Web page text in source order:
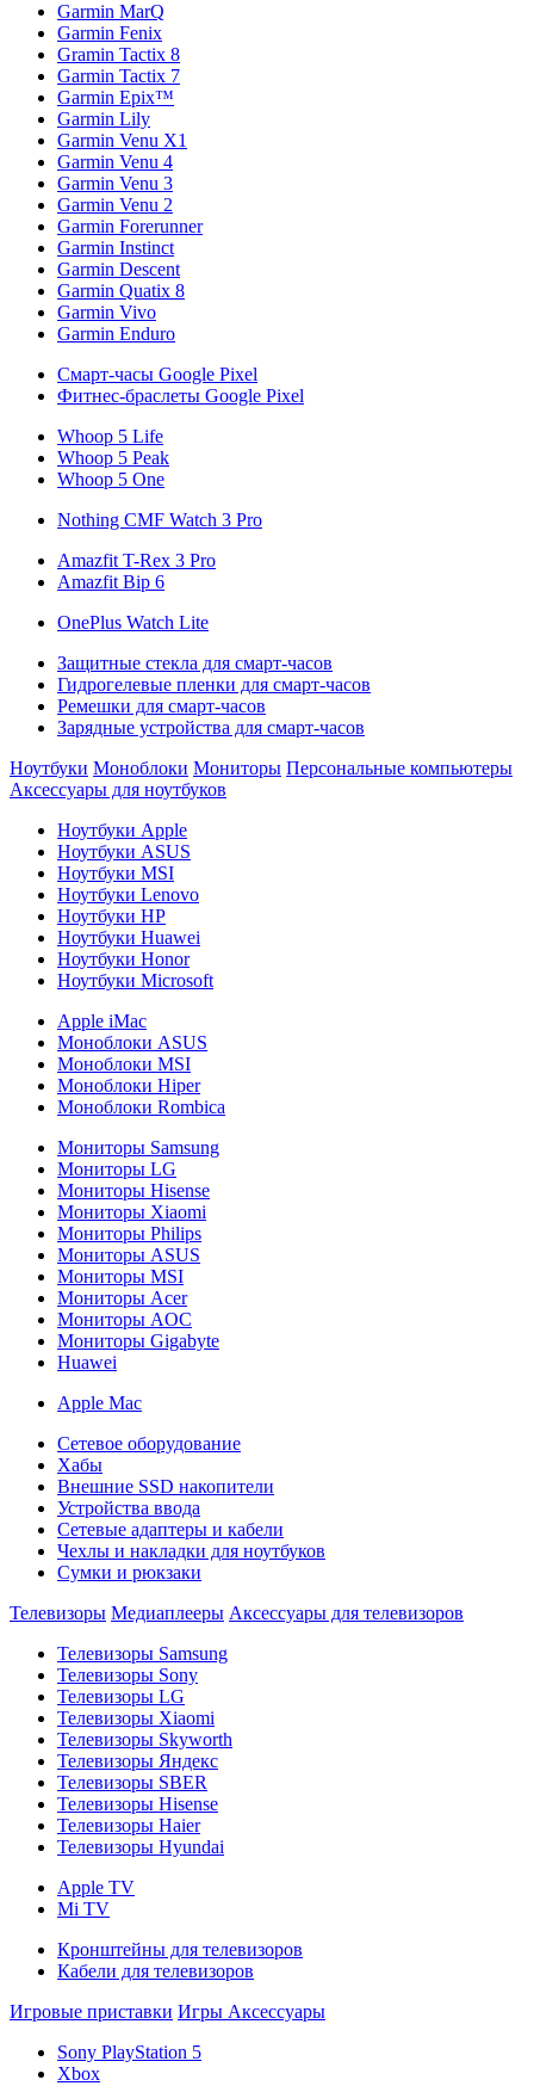
Garmin MarQ
Garmin Fenix
Gramin Tactix 8
Garmin Tactix 7
Garmin Epix™
Garmin Lily
Garmin Venu X1
Garmin Venu 4
Garmin Venu 3
Garmin Venu 2
Garmin Forerunner
Garmin Instinct
Garmin Descent
Garmin Quatix 8
Garmin Vivo
Garmin Enduro
Смарт-часы Google Pixel
Фитнес-браслеты Google Pixel
Whoop 5 Life
Whoop 5 Peak
Whoop 5 One
Nothing CMF Watch 3 Pro
Amazfit T-Rex 3 Pro
Amazfit Bip 6
OnePlus Watch Lite
Защитные стекла для смарт-часов
Гидрогелевые пленки для смарт-часов
Ремешки для смарт-часов
Зарядные устройства для смарт-часов
Ноутбуки Моноблоки Мониторы Персональные компьютеры
Аксессуары для ноутбуков
Ноутбуки Apple
Ноутбуки ASUS
Ноутбуки MSI
Ноутбуки Lenovo
Ноутбуки HP
Ноутбуки Huawei
Ноутбуки Honor
Ноутбуки Microsoft
Apple iMac
Моноблоки ASUS
Моноблоки MSI
Моноблоки Hiper
Моноблоки Rombica
Мониторы Samsung
Мониторы LG
Мониторы Hisense
Мониторы Xiaomi
Мониторы Philips
Мониторы ASUS
Мониторы MSI
Мониторы Acer
Мониторы AOC
Мониторы Gigabyte
Huawei
Apple Mac
Сетевое оборудование
Хабы
Внешние SSD накопители
Устройства ввода
Сетевые адаптеры и кабели
Чехлы и накладки для ноутбуков
Сумки и рюкзаки
Телевизоры Медиаплееры Аксессуары для телевизоров
Телевизоры Samsung
Телевизоры Sony
Телевизоры LG
Телевизоры Xiaomi
Телевизоры Skyworth
Телевизоры Яндекс
Телевизоры SBER
Телевизоры Hisense
Телевизоры Haier
Телевизоры Hyundai
Apple TV
Mi TV
Кронштейны для телевизоров
Кабели для телевизоров
Игровые приставки Игры Аксессуары
Sony PlayStation 5
Xbox